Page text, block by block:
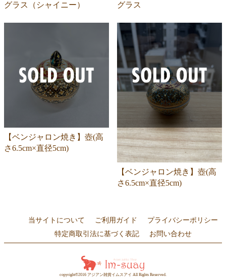
グラス（シャイニー）
グラス
【ベンジャロン焼き】壺(高
さ6.5cm×直径5cm)
【ベンジャロン焼き】壺(高
さ6.5cm×直径5cm)
当サイトについて ご利用ガイド
プライバシーポリシー
特定商取引法に基づく表記
お問い合わせ
copyright©2016 アジアン雑貨イムスアイ All Rights Reserved.